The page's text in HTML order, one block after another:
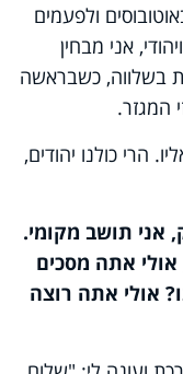
ולפעמים
אני מבחין
בשלווה, כשבראשה
המגזר.
הרי כולנו יהודים,
אני תושב מקומי.
אתה מסכים
אולי אתה רוצה